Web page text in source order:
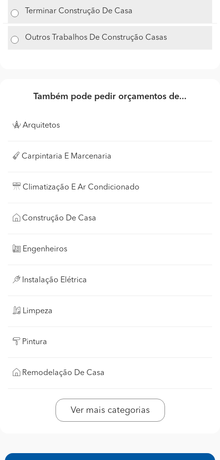
Terminar Construção De Casa
Outros Trabalhos De Construção Casas
Também pode pedir orçamentos de...
Arquitetos
Carpintaria E Marcenaria
Climatização E Ar Condicionado
Construção De Casa
Engenheiros
Instalação Elétrica
Limpeza
Pintura
Remodelação De Casa
Ver mais categorias